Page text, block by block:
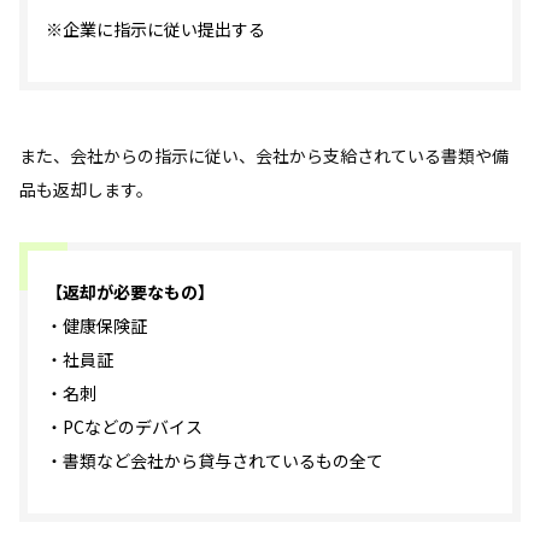
※企業に指示に従い提出する
また、会社からの指示に従い、会社から支給されている書類や備
品も返却します。
【返却が必要なもの】
・健康保険証
・社員証
・名刺
・PCなどのデバイス
・書類など会社から貸与されているもの全て